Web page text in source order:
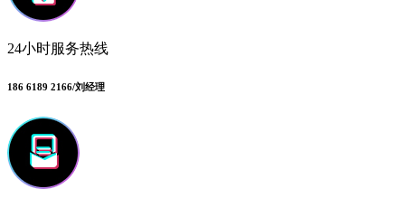
24小时服务热线
186 6189 2166/刘经理